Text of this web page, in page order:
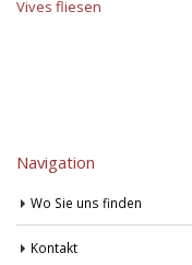
Vives fliesen
Navigation
Wo Sie uns finden
Kontakt